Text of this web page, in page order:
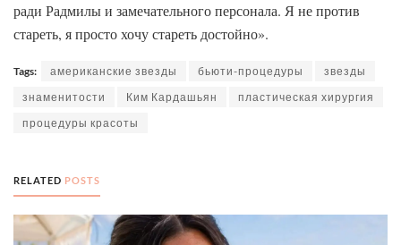
ради Радмилы и замечательного персонала. Я не против
стареть, я просто хочу стареть достойно».
Tags: американские звезды бьюти-процедуры
звезды
знаменитости
Ким Кардашьян
пластическая хирургия
процедуры красоты
RELATED POSTS